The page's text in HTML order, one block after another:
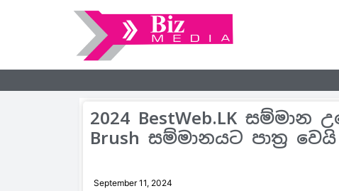
2024 BestWeb.LK සම්මාන
Brush සම්මානයට පාත්‍ර වෙයි
September 11, 2024